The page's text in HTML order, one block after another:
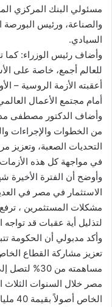
مسئولي البنك المركزي
والصناعة، ورئيس
السيادي.
وأضاف رئيس الوزراء: كما
للعالم أجمع، خاصة على
أعقبته الأزمة الروسية –
أمام مجتمع الأعمال
وأضاف الدكتور مصطفى
من الخطوات والإجراءات
التحديات الصعبة، وتعزيز
في مواجهة كل هذه الأزمات
وأوضح أن الفترة الأخيرة
الاستثمار في مصر في
مشكلات المستثمرين ،
لتذليل أية عقبات قد تواجه
وأكد مدبولي أن الحكومة
تعزيز مشاركة القطاع
مصر خلال السنوات الثلاث